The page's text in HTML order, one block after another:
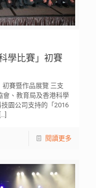
學比賽」初賽
賽暨作品展覽 三支
會、教育局及香港科學
園公司支持的「2016
[…]
閱讀更多